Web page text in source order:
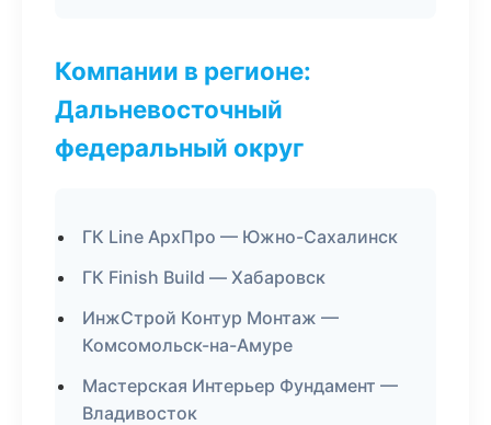
Компании в регионе:
Дальневосточный
федеральный округ
ГК Line АрхПро — Южно-Сахалинск
ГК Finish Build — Хабаровск
ИнжСтрой Контур Монтаж —
Комсомольск-на-Амуре
Мастерская Интерьер Фундамент —
Владивосток